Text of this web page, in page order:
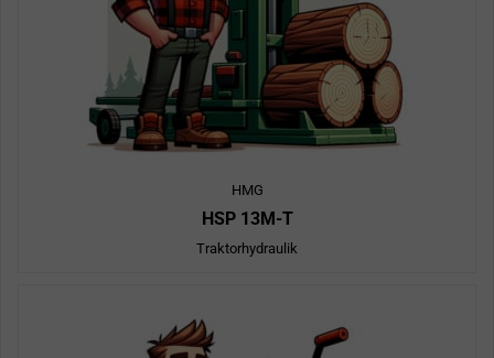
HMG
HSP 13M-T
Traktorhydraulik